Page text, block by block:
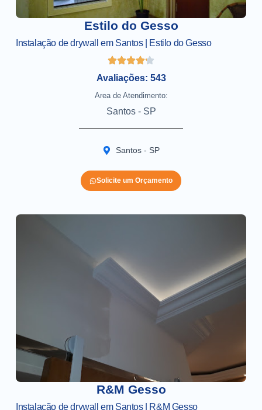
Estilo do Gesso
Instalação de drywall em Santos | Estilo do Gesso
Avaliações: 543
Area de Atendimento:
Santos - SP
Santos - SP
Solicite um Orçamento
R&M Gesso
Instalação de drywall em Santos | R&M Gesso